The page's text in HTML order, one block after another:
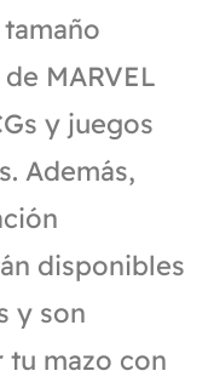
MARVEL
y juegos
Además,
disponibles
y son
mazo con